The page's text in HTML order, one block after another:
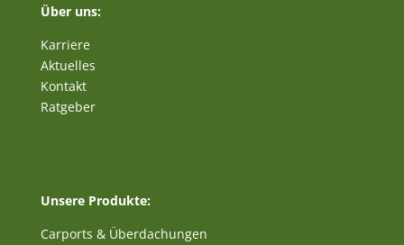
Über uns:
Karriere
Aktuelles
Kontakt
Ratgeber
Unsere Produkte:
Carports & Überdachungen